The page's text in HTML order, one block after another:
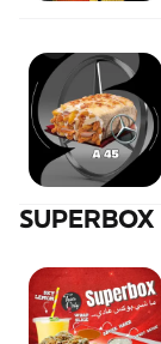
SUPERBOX